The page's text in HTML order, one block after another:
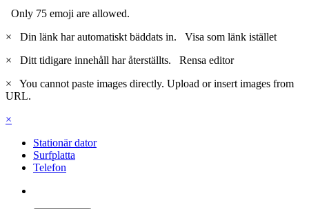
Only 75 emoji are allowed.
×
Din länk har automatiskt bäddats in. Visa som länk istället
×
Ditt tidigare innehåll har återställts. Rensa editor
×
You cannot paste images directly. Upload or insert images from
URL.
×
Stationär dator
Surfplatta
Telefon